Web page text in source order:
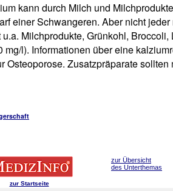
kann durch Milch und
einer Schwangeren. Aber nicht
Milchprodukte, Grünkohl,
mg/l). Informationen über eine
Osteoporose. Zusatzpräparate
zur Startseite
zur Übersicht
des Unterthemas